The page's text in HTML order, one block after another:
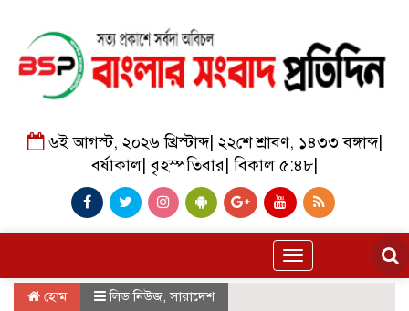
৬ই আগস্ট, ২০২৬ খ্রিস্টাব্দ| ২২শে শ্রাবণ, ১৪৩৩ বঙ্গাব্দ|
বর্ষাকাল|বৃহস্পতিবার |বিকাল ৫:৪৮
Toggle
navigation
হোম লিড নিউজ,সারাদেশ